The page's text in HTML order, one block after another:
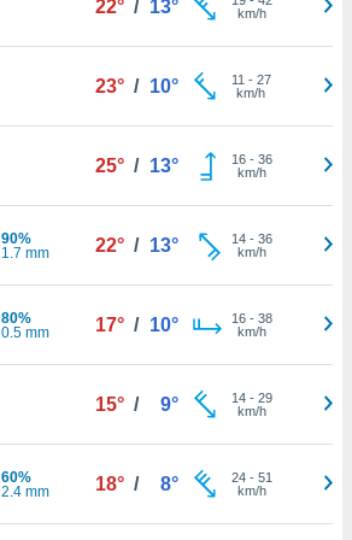
22° / 13°
km/h
23° / 10° 11 - 27
km/h
25° / 13° 16- 36
km/h
90%
1.7 mm
22° / 13° 14- 36
km/h
80%
0.5 mm
17° / 10° 16- 38
km/h
15° / 9° 14- 29
km/h
60%
2.4 mm
18° / 8° 24- 51
km/h